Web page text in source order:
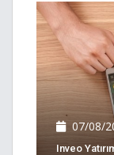
07/08/
Inveo